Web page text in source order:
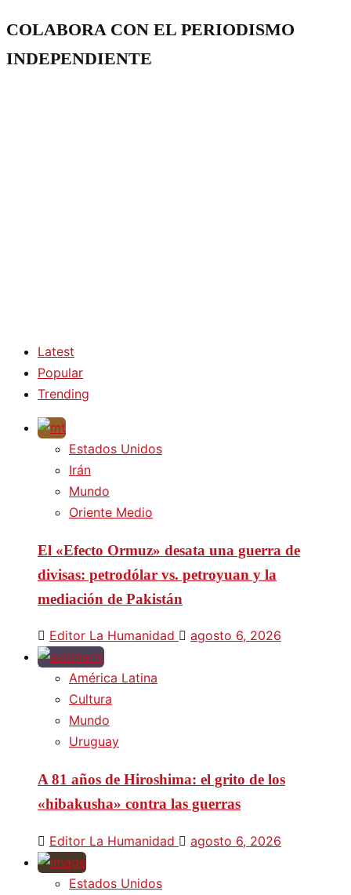
COLABORA CON EL PERIODISMO
INDEPENDIENTE
Latest
Popular
Trending
Estados Unidos
Irán
Mundo
Oriente Medio
El «Efecto Ormuz» desata una guerra de
divisas: petrodólar vs. petroyuan y la
mediación de Pakistán
Editor La Humanidad agosto 6, 2026
América Latina
Cultura
Mundo
Uruguay
A 81 años de Hiroshima: el grito de los
«hibakusha» contra las guerras
Editor La Humanidad agosto 6, 2026
Estados Unidos